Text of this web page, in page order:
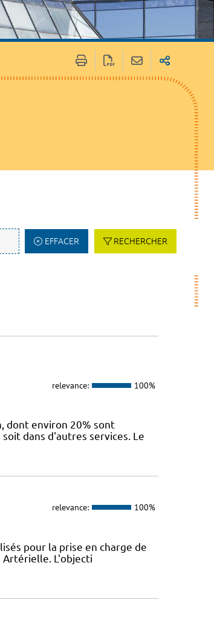
EFFACER RECHERCHER
relevance: 100%
dont environ 20% sont
dans d'autres services. Le
relevance: 100%
pour la prise en charge de
Artérielle. L'objecti